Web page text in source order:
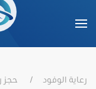
رعاية الوفود حجز